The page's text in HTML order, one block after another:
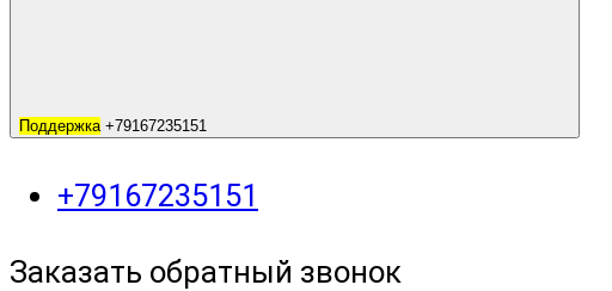
Поддержка +79167235151
+79167235151
Заказать обратный звонок